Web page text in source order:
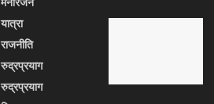
यात्रा
राजनीति
रुद्रप्रयाग
रुद्रप्रयाग